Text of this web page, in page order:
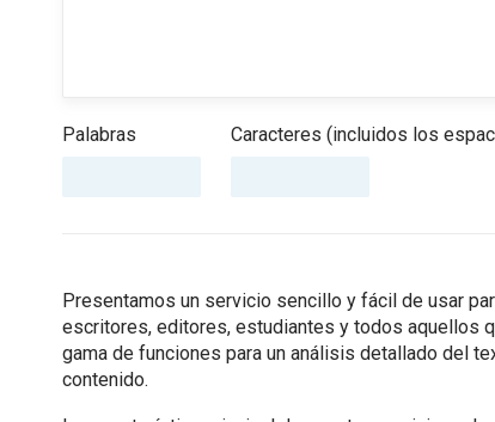
Palabras Caracteres (incluidos los
Presentamos un servicio sencillo y fácil de usar
escritores, editores, estudiantes y todos aquellos
gama de funciones para un análisis detallado del
contenido.